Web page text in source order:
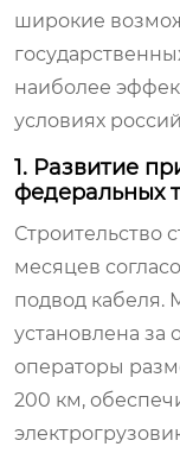
широкие
наиболее
условиях
1. Развитие
федеральных
Строительство
месяцев
подвод кабеля.
установлена за
операторы
200 км,